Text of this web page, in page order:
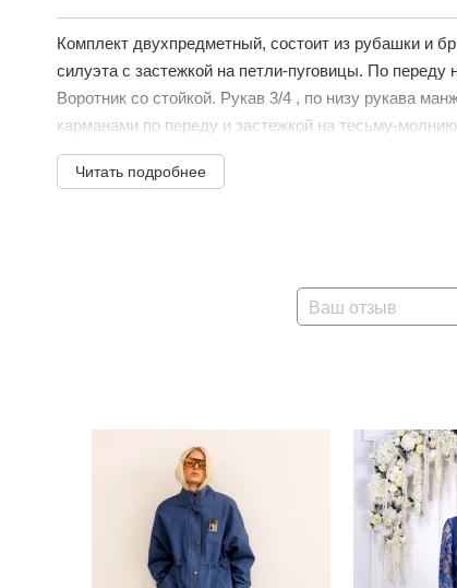
Комплект двухпредметный, состоит из рубашки и
силуэта с застежкой на петли-пуговицы. По
Воротник со стойкой. Рукав 3/4 , по низу рукава
карманами по переду и застежкой на тесьму-
Читать подробнее
Ваш отзыв